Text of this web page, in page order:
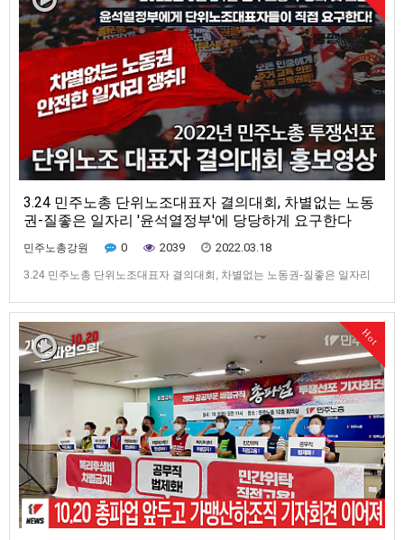
3.24 민주노총 단위노조대표자 결의대회, 차별없는 노동
권-질좋은 일자리 '윤석열정부'에 당당하게 요구한다
민주노총강원 0 2039 2022.03.18
3.24 민주노총 단위노조대표자 결의대회, 차별없는 노동권-질좋은 일자리
Hot